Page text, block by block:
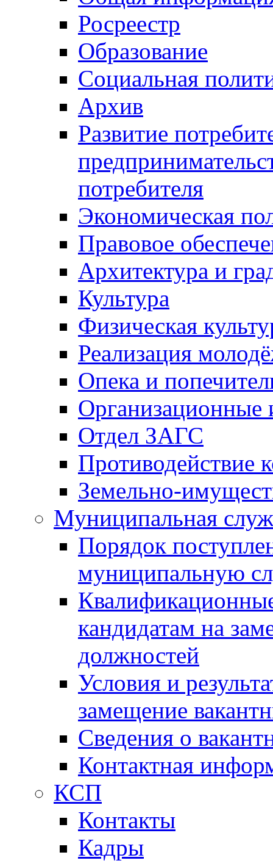
Росреестр
Образование
Социальная
Архив
Развитие
потребителя
Экономическая
Правовое
Архитектура и
Культура
Физическая
Реализация
Опека и
Отдел ЗАГС
Противодействие
Земельно-
Муниципальная
Порядок
муниципальную
кандидатам на
должностей
Условия и
замещение
Сведения о
Контактная
КСП
Контакты
Кадры